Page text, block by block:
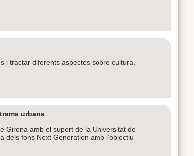
i tractar diferents aspectes sobre cultura,
urbana
Girona amb el suport de la Universitat de
dels fons Next Generation amb l’objectiu